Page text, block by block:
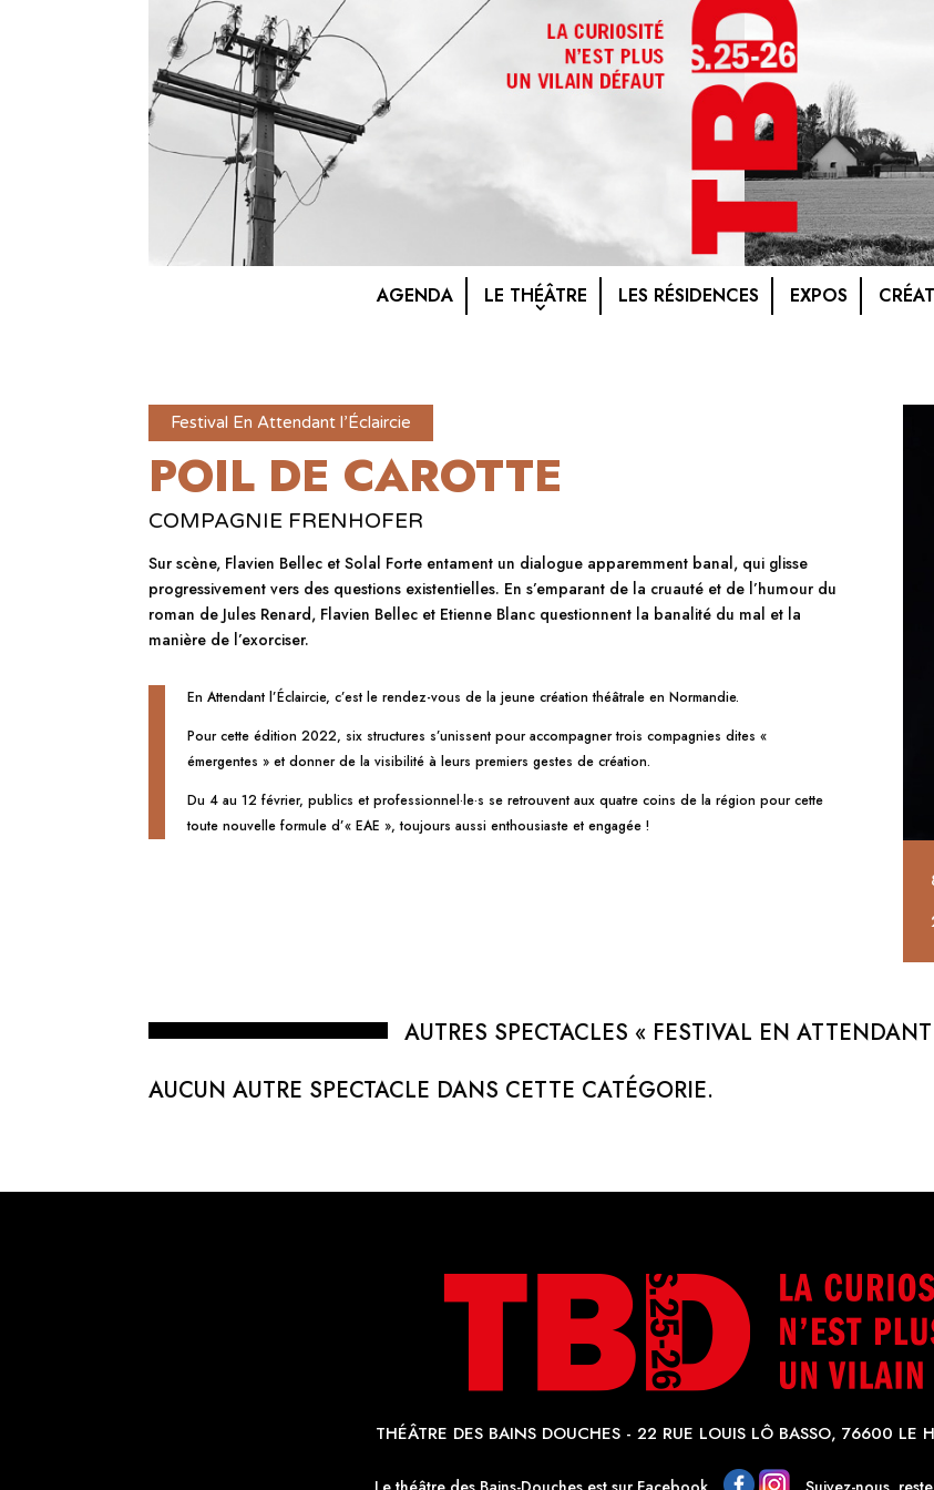
AGENDA LE THÉÂTRE LES RÉSIDENCES EXPOS
Festival En Attendant l’Éclaircie
POIL DE CAROTTE
COMPAGNIE FRENHOFER
Sur scène, Flavien Bellec et Solal Forte entament un dialogue apparemment banal, qui glisse
progressivement vers des questions existentielles. En s’emparant de la cruauté et de l’humour du
roman de Jules Renard, Flavien Bellec et Etienne Blanc questionnent la banalité du mal et la
manière de l’exorciser.
En Attendant l’Éclaircie, c’est le rendez-vous de la jeune création théâtrale en Normandie.
Pour cette édition 2022, six structures s’unissent pour accompagner trois compagnies dites «
émergentes » et donner de la visibilité à leurs premiers gestes de création.
Du 4 au 12 février, publics et professionnel·le·s se retrouvent aux quatre coins de la région pour cette
toute nouvelle formule d’« EAE », toujours aussi enthousiaste et engagée !
AUTRES SPECTACLES « FESTIVAL EN
AUCUN AUTRE SPECTACLE DANS CETTE CATÉGORIE.
THÉÂTRE DES BAINS DOUCHES - 22 RUE LOUIS LÔ BASSO, 76600